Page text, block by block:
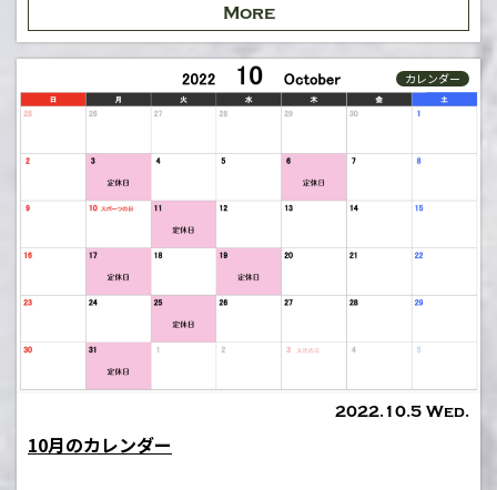
More
2022.10.5 Wed.
カレンダー
10月のカレンダー